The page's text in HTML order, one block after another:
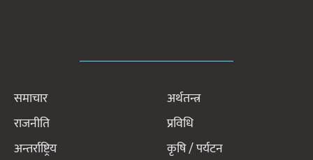
समाचार
राजनीति
अन्तर्राष्ट्रिय
अर्थतन्त्र
प्रविधि
कृषि / पर्यटन